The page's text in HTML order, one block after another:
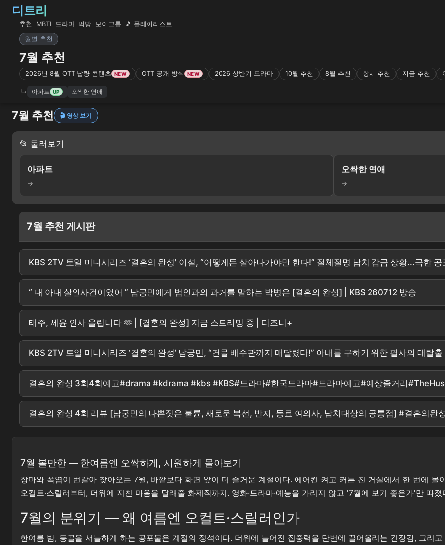
디트리
추천 MBTI 드라마 먹방 보이그룹
🎵 플레이리스트
월별 추천
7월 추천
2026년 8월 OTT 납량 콘텐츠 NEW OTT 공개 방식 NEW 2026 상반기 드라마 10월 추천 8월 추천 항시 추천 지금 추천
아파트 UP 오싹한 연애
7월 추천 🎬 영상 보기
📂 둘러보기
아파트
→
오싹한 연애
→
7월 추천 게시판
KBS 2TV 토일 미니시리즈 ‘결혼의 완성' 이설, “어떻게든 살아나가야만 한다!” 절체절명 납치 감금 상황...극한 공
“ 내 아내 살인사건이었어 ” 남궁민에게 범인과의 과거를 말하는 박병은 [결혼의 완성] | KBS 260712 방송
태주, 세윤 인사 올립니다 🫶 | [결혼의 완성] 지금 스트리밍 중 | 디즈니+
KBS 2TV 토일 미니시리즈 ‘결혼의 완성’ 남궁민, “건물 배수관까지 매달렸다!” 아내를 구하기 위한 필사의 대탈
결혼의 완성 3회4회예고#drama #kdrama #kbs #KBS#드라마#한국드라마#드라마예고#예상줄거리
7월 볼만한 — 한여름엔 오싹하게, 시원하게 몰아보기
장마와 폭염이 번갈아 찾아오는 7월, 바깥보다 화면 앞이 더 즐거운 계절이다. 에어컨 켜고 커튼 친 거실에서 한 번에
오컬트·스릴러부터, 더위에 지친 마음을 달래줄 화제작까지. 영화·드라마·예능을 가리지 않고 '7월에 보기 좋은가'만 따졌
7월의 분위기 — 왜 여름엔 오컬트·스릴러인가
한여름 밤, 등골을 서늘하게 하는 공포물은 계절의 정석이다. 더위에 늘어진 집중력을 단번에 끌어올리는 긴장감, 그리